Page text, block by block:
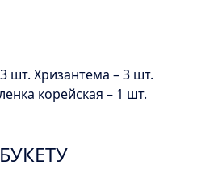
шт. Хризантема – 3 шт.
корейская – 1 шт.